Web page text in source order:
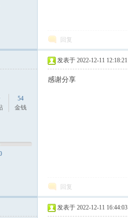
回复
54
金钱
发表于 2022-12-11 12:18:21
感谢分享
回复
发表于 2022-12-11 16:44:03